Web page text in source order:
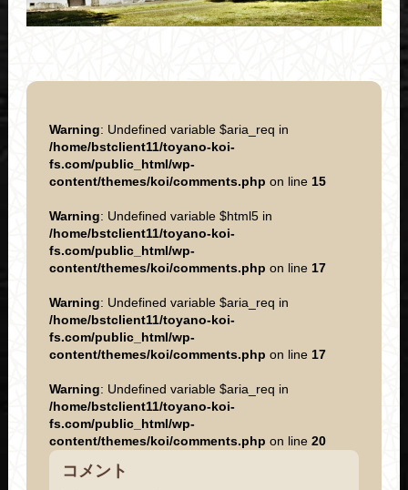
Warning: Undefined variable $aria_req in
/home/bstclient11/toyano-koi-
fs.com/public_html/wp-
content/themes/koi/comments.php on line 15
Warning: Undefined variable $html5 in
/home/bstclient11/toyano-koi-
fs.com/public_html/wp-
content/themes/koi/comments.php on line 17
Warning: Undefined variable $aria_req in
/home/bstclient11/toyano-koi-
fs.com/public_html/wp-
content/themes/koi/comments.php on line 17
Warning: Undefined variable $aria_req in
/home/bstclient11/toyano-koi-
fs.com/public_html/wp-
content/themes/koi/comments.php on line 20
コメント